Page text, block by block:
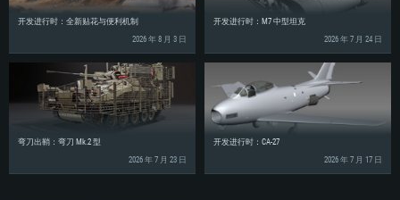
开发进行时：全新贴花与便利机制
2026 年 8 月 3 日
开发进行时：M7 中型坦克
2026 年 7 月 24 日
弯刀出鞘：弯刀 Mk.2 型
2026 年 7 月 23 日
开发进行时：CA-27
2026 年 7 月 17 日